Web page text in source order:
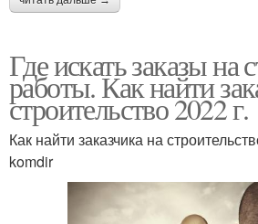
Где искать заказы на
работы. Как найти
строительство 2022 г.
Как найти заказчика на
komdir